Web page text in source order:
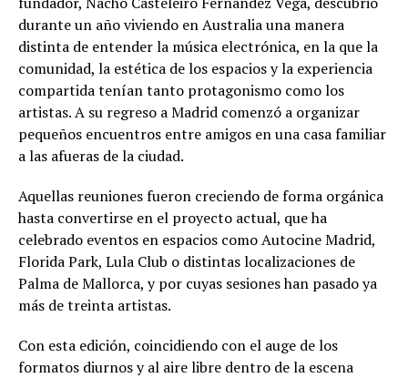
durante un año viviendo en Australia una manera
distinta de entender la música electrónica, en la que la
comunidad, la estética de los espacios y la experiencia
compartida tenían tanto protagonismo como los
artistas. A su regreso a Madrid comenzó a organizar
pequeños encuentros entre amigos en una casa familiar
a las afueras de la ciudad.
Aquellas reuniones fueron creciendo de forma orgánica
hasta convertirse en el proyecto actual, que ha
celebrado eventos en espacios como Autocine Madrid,
Florida Park, Lula Club o distintas localizaciones de
Palma de Mallorca, y por cuyas sesiones han pasado ya
más de treinta artistas.
Con esta edición, coincidiendo con el auge de los
formatos diurnos y al aire libre dentro de la escena